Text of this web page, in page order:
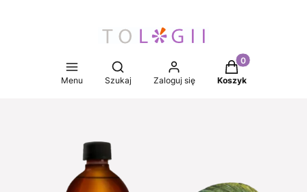
Menu
Otwórz wyszukiwarkę
Szukaj Zaloguj się
Produkty w
Koszyk